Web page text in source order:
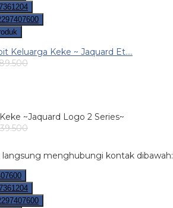
Keluarga Keke ~ Jaquard Et....
~Jaquard Logo 2 Series~
langsung menghubungi kontak dibawah: